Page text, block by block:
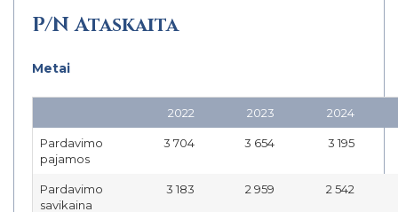
P/N Ataskaita
Metai
2022 2023 2024
Pardavimo
pajamos
3 704 3 654 3 195
Pardavimo
savikaina
3 183 2 959 2 542